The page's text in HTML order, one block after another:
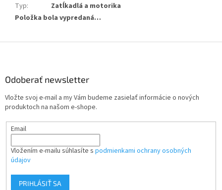
Typ:
Zatĺkadlá a motorika
Položka bola vypredaná…
Odoberať newsletter
Vložte svoj e-mail a my Vám budeme zasielať informácie o nových
produktoch na našom e-shope.
Email
Vložením e-mailu súhlasíte s podmienkami ochrany osobných
údajov
PRIHLÁSIŤ SA